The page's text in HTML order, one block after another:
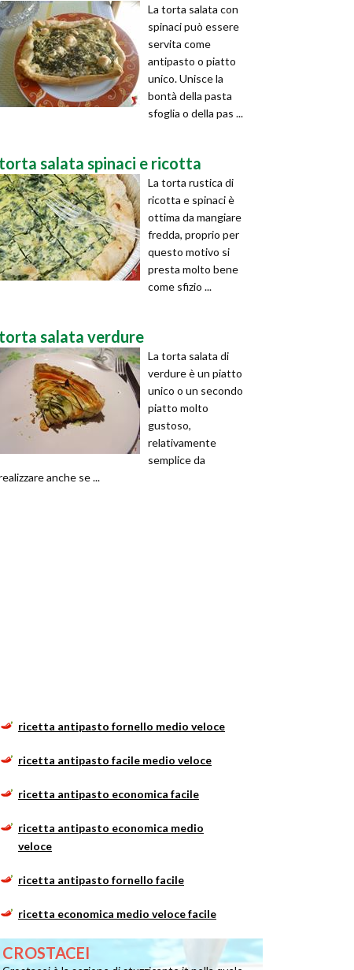
La torta salata con
spinaci può essere
servita come
antipasto o piatto
unico. Unisce la
bontà della pasta
sfoglia o della pas ...
torta salata spinaci e ricotta
La torta rustica di
ricotta e spinaci è
ottima da mangiare
fredda, proprio per
questo motivo si
presta molto bene
come sfizio ...
torta salata verdure
La torta salata di
verdure è un piatto
unico o un secondo
piatto molto
gustoso,
relativamente
semplice da
anche se ...
ricetta antipasto fornello medio veloce
ricetta antipasto facile medio veloce
ricetta antipasto economica facile
ricetta antipasto economica medio
veloce
ricetta antipasto fornello facile
ricetta economica medio veloce facile
CROSTACEI